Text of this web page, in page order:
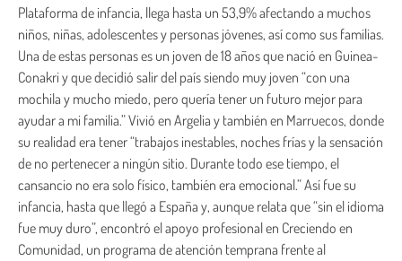
Plataforma de infancia, llega hasta un 53,9% afectando a muchos
niños, niñas, adolescentes y personas jóvenes, así como sus familias.
Una de estas personas es un joven de 18 años que nació en Guinea-
Conakri y que decidió salir del país siendo muy joven “con una
mochila y mucho miedo, pero quería tener un futuro mejor para
ayudar a mi familia.” Vivió en Argelia y también en Marruecos, donde
su realidad era tener “trabajos inestables, noches frías y la sensación
de no pertenecer a ningún sitio. Durante todo ese tiempo, el
cansancio no era solo físico, también era emocional.” Así fue su
infancia, hasta que llegó a España y, aunque relata que “sin el idioma
fue muy duro”, encontró el apoyo profesional en Creciendo en
Comunidad, un programa de atención temprana frente al